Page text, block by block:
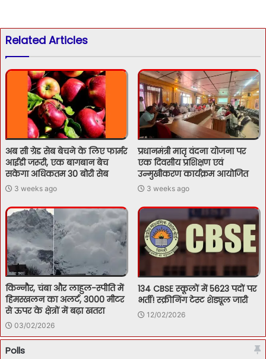
Related Articles
अब सी ग्रेड सेब बेचने के लिए फार्मर
आईडी जरूरी, एक बागबान बेच
सकेगा अधिकतम 30 बोरी सेब
3 weeks ago
प्रधानमंत्री मातृ वंदना योजना पर
एक दिवसीय प्रशिक्षण एवं
उन्मुखीकरण कार्यक्रम आयोजित
3 weeks ago
किन्नौर, चंबा और लाहुल-स्पीति में
हिमस्खलन का अलर्ट, 3000 मीटर
से ऊपर के क्षेत्रों में बढ़ा खतरा
03/02/2026
134 CBSE स्कूलों में 5623 पदों पर
भर्ती! स्क्रीनिंग टेस्ट शेड्यूल जारी
12/02/2026
Polls